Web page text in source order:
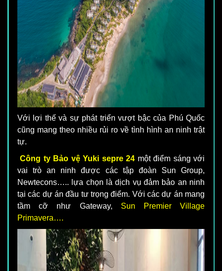
Với lợi thế và sự phát triển vượt bậc của Phú Quốc
cũng mang theo nhiều rủi ro về tình hình an ninh trật
tự.
Công ty Bảo vệ Yuki sepre 24 một điểm sáng với
vai trò an ninh được các tập đoàn Sun Group,
Newtecons….. lựa chọn là dịch vụ đảm bảo an ninh
tại các dự án đầu tư trọng điểm. Với các dự án mang
tầm cỡ như Gateway, Sun Premier Village
Primavera….